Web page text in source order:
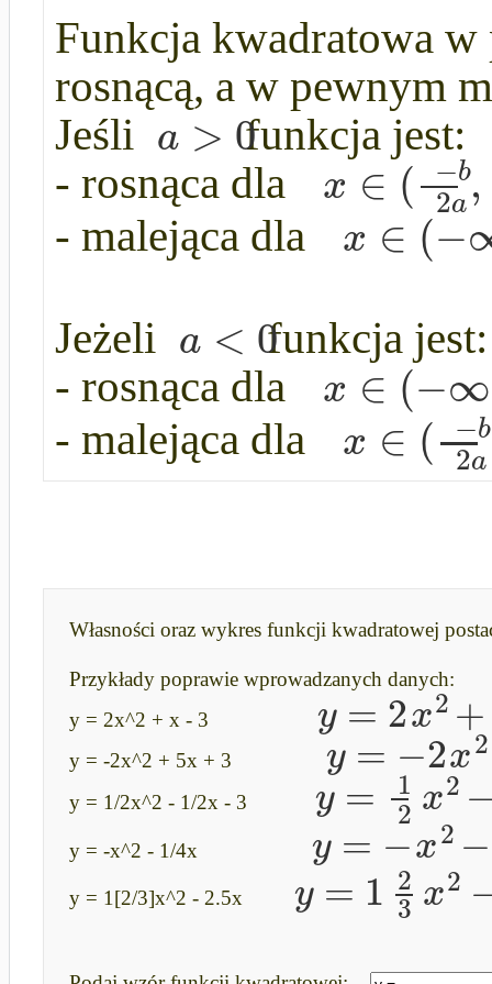
Funkcja kwadratowa
rosnącą, a w pewnym
Jeśli a> 0
funkcja jest:
- rosnąca dla
x ∈ ( −b
2a,
- malejąca dla x ∈ (−
Jeżeli a < 0
funkcja jest:
- rosnąca dla
x ∈ (−∞
- malejąca dla x ∈ ( −b
2a
Własności oraz wykres funkcji kwadratowej
Przykłady poprawie wprowadzanych danych:
y = 2x2+
y = −2x2
y = 1
2 x2
y = −x2 −
y = 1 2
3 x2